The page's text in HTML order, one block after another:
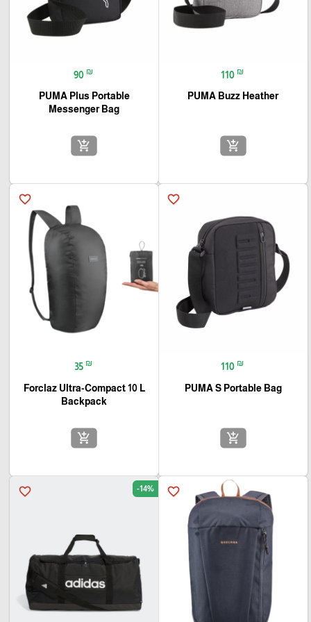
110 ₪
PUMA Buzz Heather
add_shopping_cart
90 ₪
PUMA Plus Portable
Messenger Bag
add_shopping_cart
favorite_border
110 ₪
PUMA S Portable Bag
add_shopping_cart
favorite_border
35 ₪
Forclaz Ultra-Compact 10 L
Backpack
add_shopping_cart
favorite_border
favorite_border -14%